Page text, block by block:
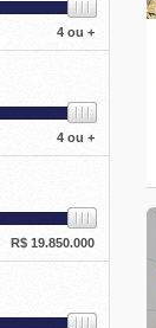
4 ou +
4 ou +
R$ 19.850.000